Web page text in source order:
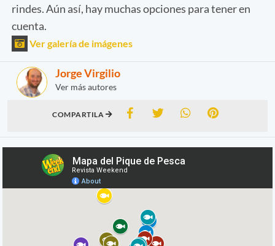
rindes. Aún así, hay muchas opciones para tener en
cuenta.
Ver galería de imágenes
Jorge Virgilio
Ver más autores
COMPARTILA